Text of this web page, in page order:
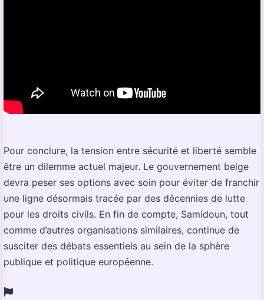
Pour conclure, la tension entre sécurité et liberté semble
être un dilemme actuel majeur. Le gouvernement belge
devra peser ses options avec soin pour éviter de franchir
une ligne désormais tracée par des décennies de lutte
pour les droits civils. En fin de compte, Samidoun, tout
comme d’autres organisations similaires, continue de
susciter des débats essentiels au sein de la sphère
publique et politique européenne.